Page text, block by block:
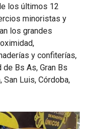
los últimos 12
minoristas y
los grandes
y confiterías,
Bs As, Gran Bs
Luis, Córdoba,